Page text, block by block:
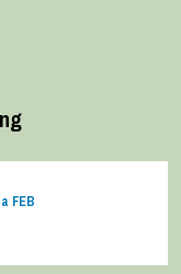
FEB